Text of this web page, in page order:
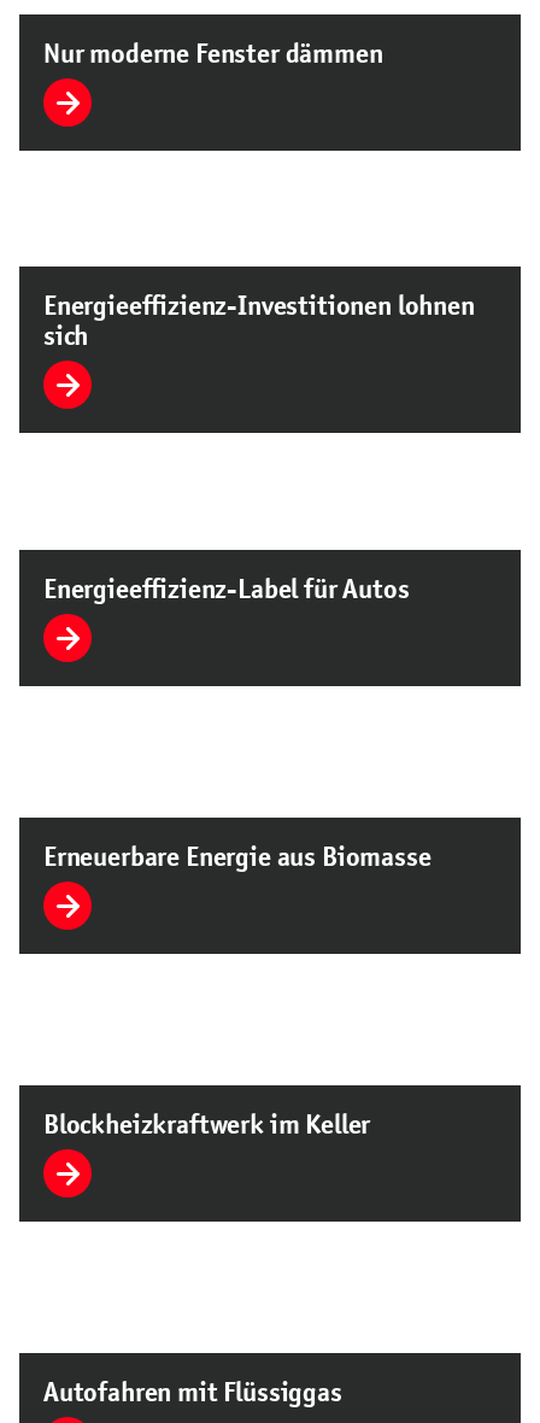
Nur moderne Fenster dämmen
Energieeffizienz-Investitionen lohnen
sich
Energieeffizienz-Label für Autos
Erneuerbare Energie aus Biomasse
Blockheizkraftwerk im Keller
Autofahren mit Flüssiggas